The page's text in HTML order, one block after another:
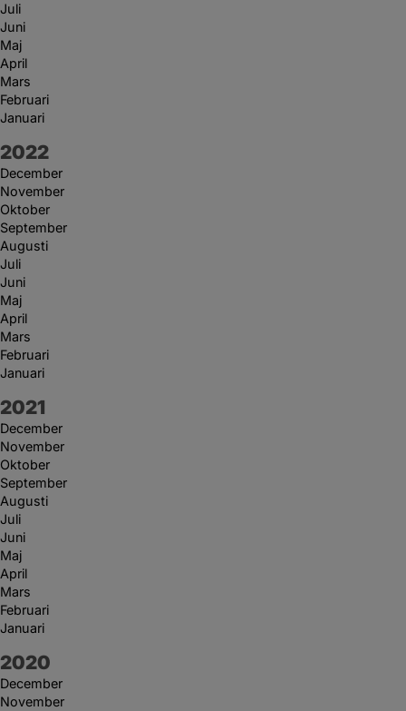
Juli
Juni
Maj
April
Mars
Februari
Januari
År:
2022
December
November
Oktober
September
Augusti
Juli
Juni
Maj
April
Mars
Februari
Januari
År:
2021
December
November
Oktober
September
Augusti
Juli
Juni
Maj
April
Mars
Februari
Januari
År:
2020
December
November